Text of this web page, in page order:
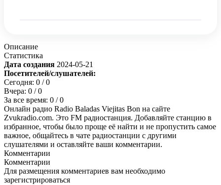
Описание
Статистика
Дата создания 2024-05-21
Посетителей/слушателей:
Сегодня: 0 / 0
Вчера: 0 / 0
За все время: 0 / 0
Онлайн радио Radio Baladas Viejitas Bon на сайте
Zvukradio.com. Это FM радиостанция. Добавляйте станцию в
избранное, чтобы было проще её найти и не пропустить самое
важное, общайтесь в чате радиостанции с другими
слушателями и оставляйте ваши комментарии.
Комментарии
Комментарии
Для размещения комментариев вам необходимо
зарегистрироваться